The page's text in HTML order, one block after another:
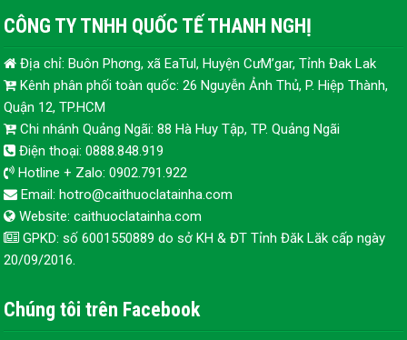
CÔNG TY TNHH QUỐC TẾ THANH NGHỊ
Địa chỉ: Buôn Phơng, xã EaTul, Huyện CưM’gar, Tỉnh Đak Lak
Kênh phân phối toàn quốc: 26 Nguyễn Ảnh Thủ, P. Hiệp Thành,
Quận 12, TP.HCM
Chi nhánh Quảng Ngãi: 88 Hà Huy Tập, TP. Quảng Ngãi
Điện thoại: 0888.848.919
Hotline + Zalo: 0902.791.922
Email: hotro@caithuoclatainha.com
Website: caithuoclatainha.com
GPKD: số 6001550889 do sở KH & ĐT Tỉnh Đăk Lăk cấp ngày
20/09/2016.
Chúng tôi trên Facebook